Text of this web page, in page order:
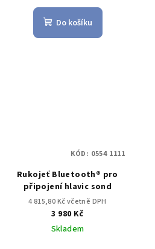
Do košíku
Rukojeť Bluetooth® pro
připojení hlavic sond
4 815,80 Kč včetně DPH
3 980 Kč
Skladem
KÓD: 0554 1111